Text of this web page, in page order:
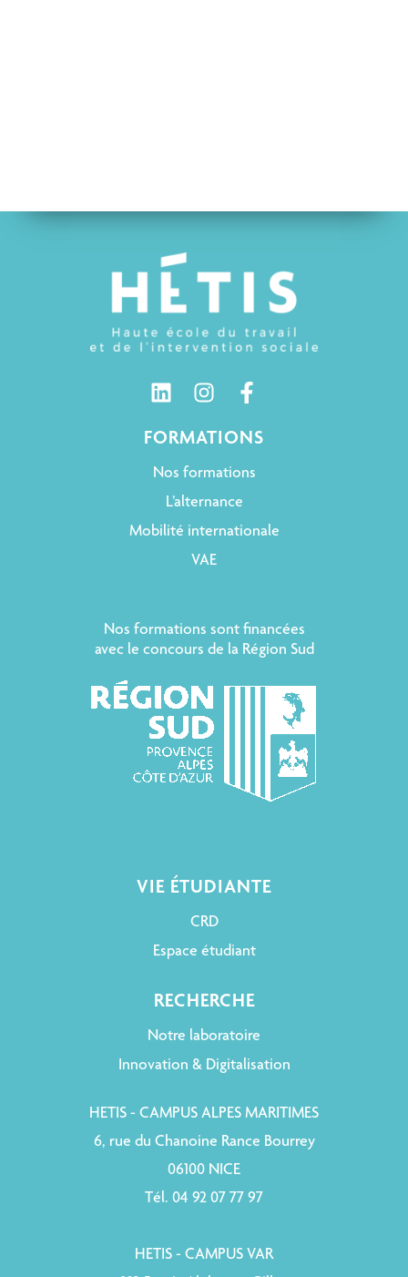
FORMATIONS
Nos formations
L’alternance
Mobilité internationale
VAE
Nos formations sont financées
avec le concours de la Région Sud
VIE ÉTUDIANTE
CRD
Espace étudiant
RECHERCHE
Notre laboratoire
Innovation & Digitalisation
HETIS - CAMPUS ALPES MARITIMES
6, rue du Chanoine Rance Bourrey
06100 NICE
Tél. 04 92 07 77 97
HETIS - CAMPUS VAR